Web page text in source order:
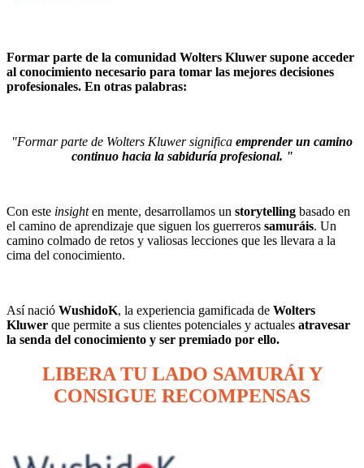
Formar parte de la comunidad Wolters Kluwer supone acceder
al conocimiento necesario para tomar las mejores decisiones
profesionales. En otras palabras:
"Formar parte de Wolters Kluwer significa emprender un camino
continuo hacia la sabiduría profesional. "
Con este insighten mente, desarrollamos un storytelling basado en
el camino de aprendizaje que siguen los guerreros samuráis. Un
camino colmado de retos y valiosas lecciones que les llevara a la
cima del conocimiento.
Así nació WushidoK, la experiencia gamificada de Wolters
Kluwer que permite a sus clientes potenciales y actuales atravesar
la senda del conocimiento y ser premiado por ello.
LIBERA TU LADO SAMURÁI Y
CONSIGUE RECOMPENSAS